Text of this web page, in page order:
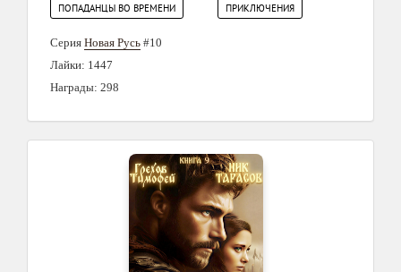
ПОПАДАНЦЫ ВО ВРЕМЕНИ
ПРИКЛЮЧЕНИЯ
Серия Новая Русь #10
Лайки: 1447
Награды: 298